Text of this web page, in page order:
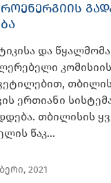
და
კომისიის
ერთიანი
თბილისის
წაკ...
2021